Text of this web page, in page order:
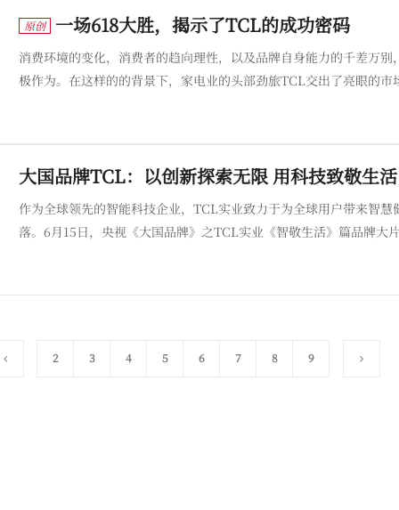
原创 一场618大胜，揭示了TCL的成功密码
消费环境的变化，消费者的趋向理性，以及品牌自身能力的千差万
极作为。在这样的的背景下，家电业的头部劲旅TCL交出了亮眼的
大国品牌TCL：以创新探索无限 用科技致敬生活
作为全球领先的智能科技企业，TCL实业致力于为全球用户带来智
落。6月15日，央视《大国品牌》之TCL实业《智敬生活》篇品牌
2 3 4 5 6 7 8 9